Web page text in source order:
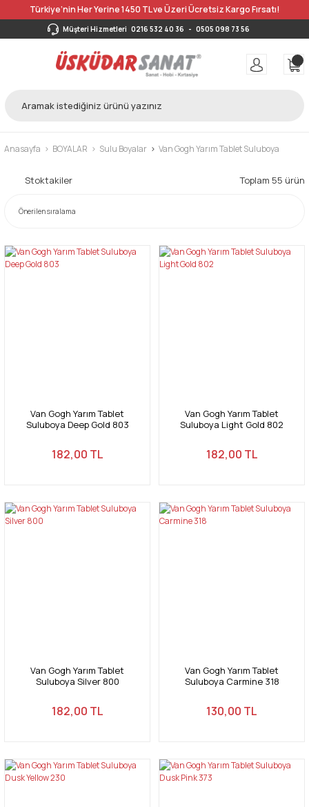
Türkiye’nin Her Yerine 1450 TL ve Üzeri Ücretsiz Kargo Fırsatı!
Müşteri Hizmetleri 0216 532 40 36 - 0505 098 73 56
Anasayfa BOYALAR Sulu Boyalar Van Gogh Yarım Tablet Suluboya
Stoktakiler Toplam 55 ürün
Van Gogh Yarım Tablet
Suluboya Deep Gold 803
182,00 TL
Van Gogh Yarım Tablet
Suluboya Light Gold 802
182,00 TL
Van Gogh Yarım Tablet
Suluboya Silver 800
182,00 TL
Van Gogh Yarım Tablet
Suluboya Carmine 318
130,00 TL